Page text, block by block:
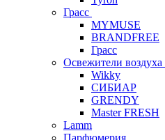
Грасс
MYMUSE
BRANDFREE
Грасс
Освежители воздуха
Wikky
СИБИАР
GRENDY
Master FRESH
Lamm
Парфюмерия